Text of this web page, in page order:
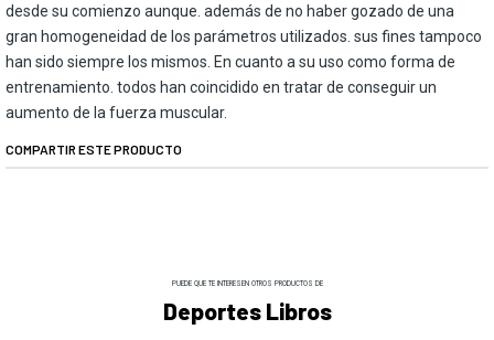
desde su comienzo aunque. además de no haber gozado de una
gran homogeneidad de los parámetros utilizados. sus fines tampoco
han sido siempre los mismos. En cuanto a su uso como forma de
entrenamiento. todos han coincidido en tratar de conseguir un
aumento de la fuerza muscular.
COMPARTIR ESTE PRODUCTO
PUEDE QUE TE INTERESEN OTROS PRODUCTOS DE
Deportes Libros